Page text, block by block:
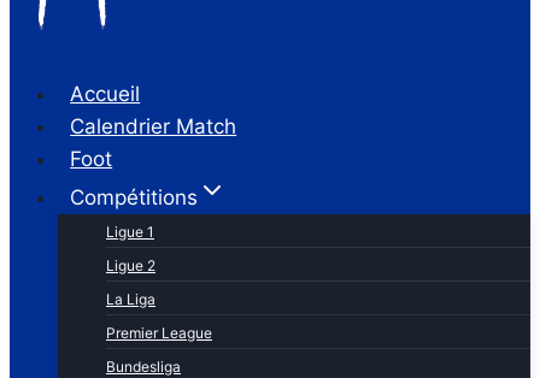
Accueil
Calendrier Match
Foot
Compétitions
Ligue 1
Ligue 2
La Liga
Premier League
Bundesliga